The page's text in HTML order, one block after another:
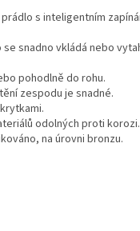
s inteligentním
snadno vkládá nebo
pohodlně do rohu.
zespodu je snadné.
odolných proti korozi.
na úrovni bronzu.